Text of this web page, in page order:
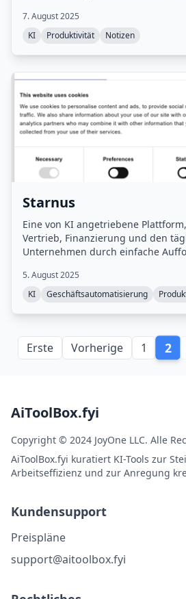
7. August 2025
KI
Produktivität Notizen
Starnus
Eine von KI angetriebene
Vertrieb, Finanzierung und den
Unternehmen durch einfache
5. August 2025
KI
Geschäftsautomatisierung
Erste Vorherige 1 2
AiToolBox.fyi
Copyright © 2024 JoyOne LLC. Alle
AiToolBox.fyi kuratiert KI-Tools zur
Arbeitseffizienz und zur Anregung
Kundensupport
Preispläne
support@aitoolbox.fyi